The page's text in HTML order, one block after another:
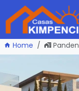
Home Panden